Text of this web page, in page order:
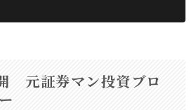
元証券マン投資ブロ